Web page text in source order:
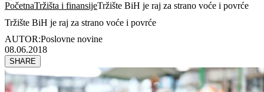
PočetnaTržišta i finansijeTržište BiH je raj za strano voće i povrće
Tržište BiH je raj za strano voće i povrće
AUTOR:Poslovne novine
08.06.2018
SHARE